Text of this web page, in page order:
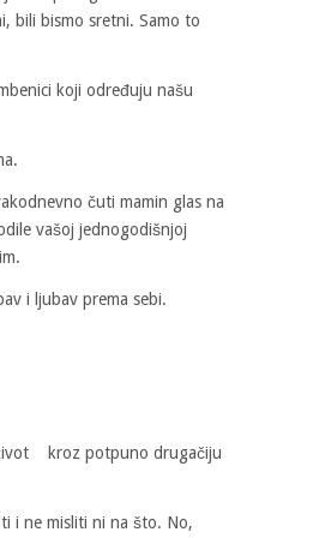
bili bismo sretni. Samo to
koji određuju našu
čuti mamin glas na
vašoj jednogodišnjoj
i ljubav prema sebi.
život kroz potpuno drugačiju
i ne misliti ni na što. No,